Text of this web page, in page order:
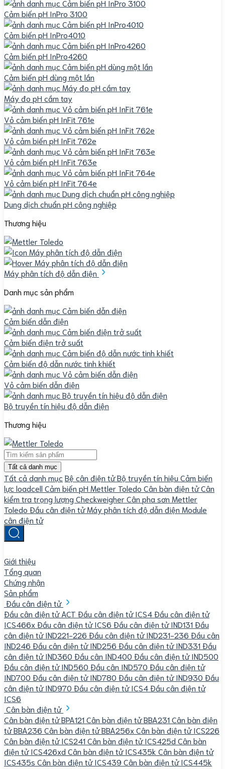
Cảm biến pH InPro 3100
Cảm biến pH InPro4010
Cảm biến pH InPro4260
Cảm biến pH dùng một lần
Máy đo pH cầm tay
Vỏ cảm biến pH InFit 761e
Vỏ cảm biến pH InFit 762e
Vỏ cảm biến pH InFit 763e
Vỏ cảm biến pH InFit 764e
Dung dịch chuẩn pH công nghiệp
Thương hiệu
Máy phân tích độ dẫn điện
Danh mục sản phẩm
Cảm biến dẫn điện
Cảm biến điện trở suất
Cảm biến độ dẫn nước tinh khiết
Vỏ cảm biến dẫn điện
Bộ truyền tín hiệu độ dẫn điện
Thương hiệu
Tất cả danh mục
Tất cả danh mục Bệ cân điện tửBộ truyền tín hiệu Cảm biến
lực loadcell Cảm biến pH Mettler Toledo Cân bàn điện tửCân
kiểm tra trọng lượng CheckweigherCân pha sơn Mettler
Toledo Đầu cân điện tửMáy phân tích độ dẫn điện Module
cân điện tử
Giới thiệu
Tổng quan
Chứng nhận
Sản phẩm
Đầu cân điện tử
Đầu cân điện tử ACT Đầu cân điện tử ICS4Đầu cân điện tử
ICS466xĐầu cân điện tử ICS6 Đầu cân điện tử IND131Đầu
cân điện tử IND221-226 Đầu cân điện tử IND231-236 Đầu cân
IND246 Đầu cân điện tử IND256 Đầu cân điện tử IND331Đầu
cân điện tử IND360 Đầu cân IND400 Đầu cân điện tử IND500
Đầu cân điện tử IND560 Đầu cân IND570 Đầu cân điện tử
IND700 Đầu cân điện tử IND780 Đầu cân điện tử IND930 Đầu
cân điện tử IND970 Đầu cân điện tử ICS4Đầu cân điện tử
ICS6
Cân bàn điện tử
Cân bàn điện tử BPA121Cân bàn điện tử BBA231Cân bàn điện
tử BBA236 Cân bàn điện tử BBA256xCân bàn điện tử ICS226
Cân bàn điện tử ICS241Cân bàn điện tử ICS425d Cân bàn
điện tử ICS426xd Cân bàn điện tử ICS435k Cân bàn điện tử
ICS435s Cân bàn điện tử ICS439 Cân bàn điện tử ICS445k